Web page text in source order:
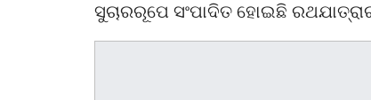
ସୁଚାରରୂପେ ସଂପାଦିତ ହୋଇଛି